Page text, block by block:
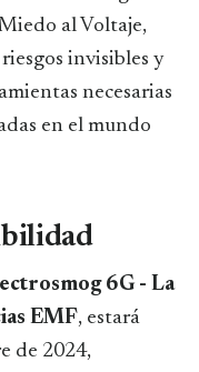
al Voltaje,
invisibles y
necesarias
en el mundo
6G - La
EMF, estará
de 2024,